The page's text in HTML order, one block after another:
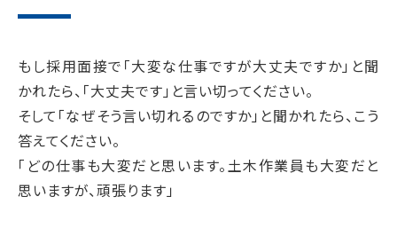
もし採用面接で「大変な仕事ですが大丈夫ですか」と聞
かれたら、「大丈夫です」と言い切ってください。
そして「なぜそう言い切れるのですか」と聞かれたら、こう
答えてください。
「どの仕事も大変だと思います。土木作業員も大変だと
思いますが、頑張ります」